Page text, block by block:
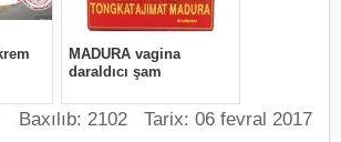
Baxılıb: 2102 Tarix: 06 fevral 2017